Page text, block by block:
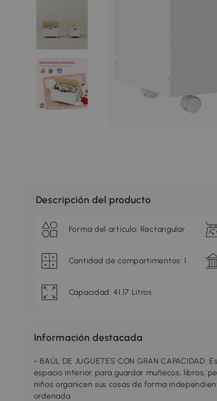
Descripción del producto
Forma del artículo: Rectangular
Cantidad de compartimentos: 1
Capacidad: 41.17 Litros
Información destacada
- BAÚL DE JUGUETES CON GRAN
espacio interior para guardar muñecos, libros,
niños organicen sus cosas de forma
ordenada